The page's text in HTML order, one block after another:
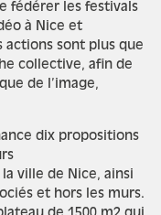
fédérer les festivals
à Nice et
actions sont plus que
collective, afin de
de l’image,
dix propositions
ville de Nice, ainsi
et hors les murs.